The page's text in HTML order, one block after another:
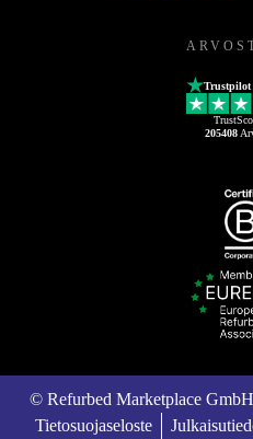
Trustpilot
205408
© Refurbed Marketplace GmbH
Tietosuojaseloste